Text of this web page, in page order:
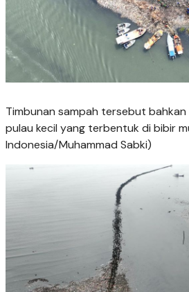
Timbunan sampah tersebut
pulau kecil yang terbentuk di bibir
Indonesia/Muhammad Sabki)